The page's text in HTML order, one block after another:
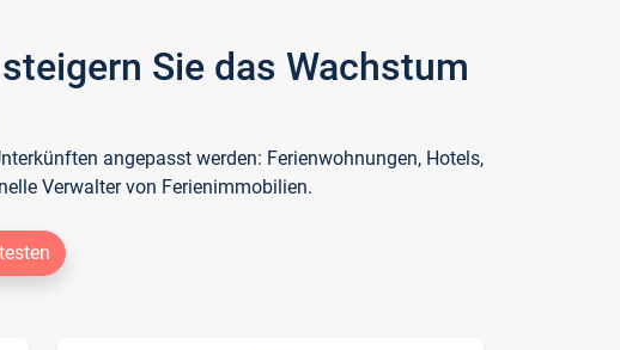
Sie das Wachstum
angepasst werden: Ferienwohnungen, Hotels,
Verwalter von Ferienimmobilien.